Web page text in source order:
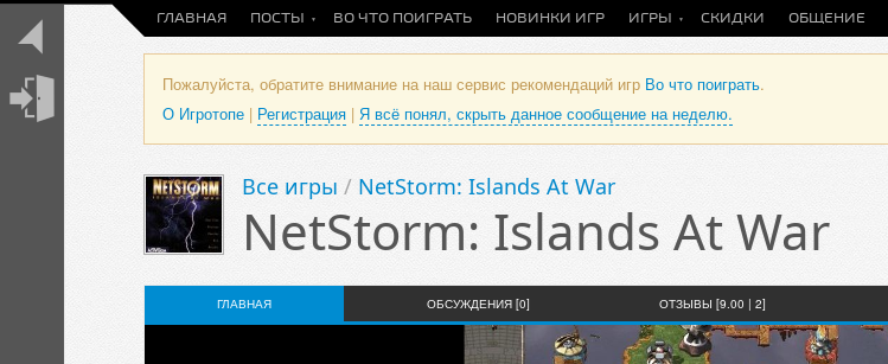
ГЛАВНАЯ ПОСТЫ ВО ЧТО ПОИГРАТЬ НОВИНКИ ИГР ИГРЫ СКИДКИ ОБЩЕНИЕ
Пожалуйста, обратите внимание на наш сервис рекомендаций игр Во что поиграть.
О Игротопе | Регистрация | Я всё понял, скрыть данное сообщение на неделю.
Все игры / NetStorm: Islands At War
NetStorm: Islands At War
ГЛАВНАЯ ОБСУЖДЕНИЯ [0] ОТЗЫВЫ [9.00 | 2]